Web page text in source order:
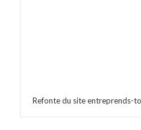
Refonte du site entreprends-